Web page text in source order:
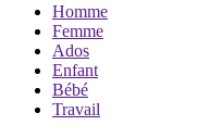
Homme
Femme
Ados
Enfant
Bébé
Travail